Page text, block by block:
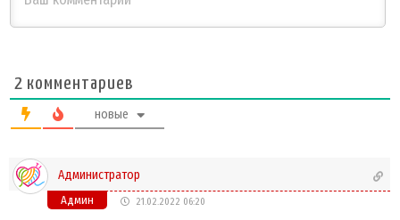
2 комментариев
новые
Администратор
Админ 21.02.2022 06:20